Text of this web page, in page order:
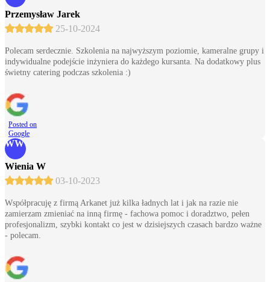
Przemysław Jarek
25-10-2024
Polecam serdecznie. Szkolenia na najwyższym poziomie, kameralne grupy i
indywidualne podejście inżyniera do każdego kursanta. Na dodatkowy plus
świetny catering podczas szkolenia :)
Posted on
Google
WW
Wienia W
03-10-2023
Współpracuję z firmą Arkanet już kilka ładnych lat i jak na razie nie
zamierzam zmieniać na inną firmę - fachowa pomoc i doradztwo, pełen
profesjonalizm, szybki kontakt co jest w dzisiejszych czasach bardzo ważne
- polecam.